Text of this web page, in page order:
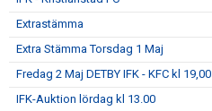
Extrastämma
Extra Stämma Torsdag 1 Maj
Fredag 2 Maj DETBY IFK - KFC kl 19,00
IFK-Auktion lördag kl 13.00